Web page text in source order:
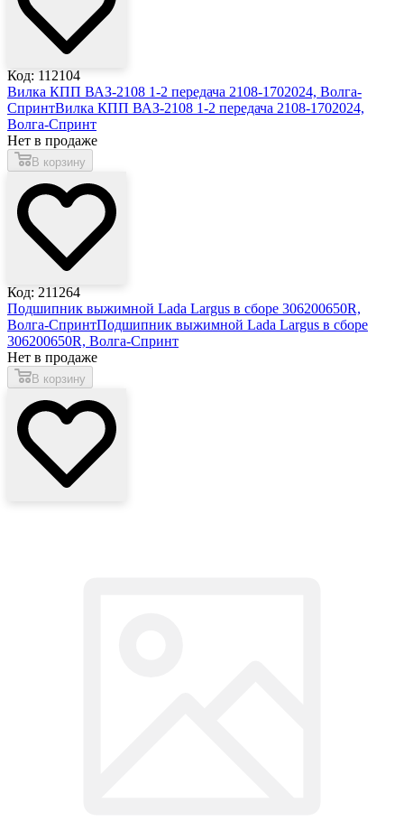
Код: 112104
Вилка КПП ВАЗ-2108 1-2 передача 2108-1702024, Волга-
СпринтВилка КПП ВАЗ-2108 1-2 передача 2108-1702024,
Волга-Спринт
Нет в продаже
В корзину
Код: 211264
Подшипник выжимной Lada Largus в сборе 306200650R,
Волга-СпринтПодшипник выжимной Lada Largus в сборе
306200650R, Волга-Спринт
Нет в продаже
В корзину